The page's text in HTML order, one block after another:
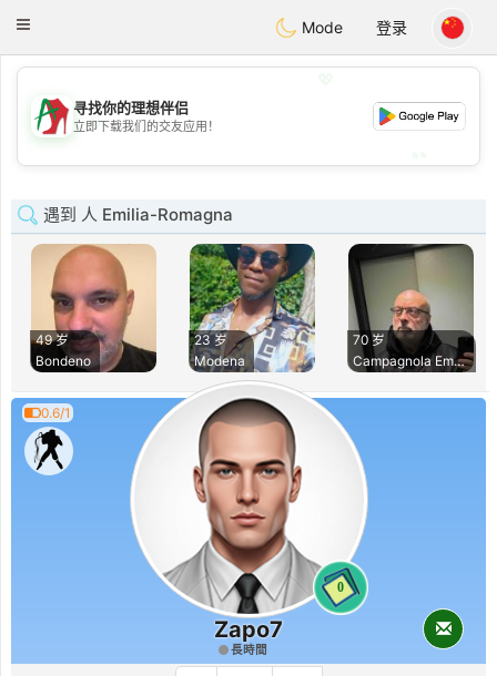
AmamiOra
Toggle
Mode 登录
💖
💕
寻找你的理想伴侣
立即下载我们的交友应用！
遇到 人 Emilia-Romagna
49 岁
Bondeno
23 岁
Modena
70 岁
Campagnola Emilia
0.6/1
0
Zapo7
長時間